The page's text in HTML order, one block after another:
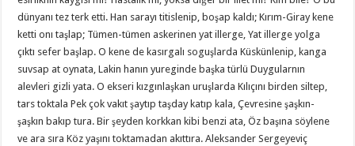
dünyanı tez terk etti. Han sarayı titislenip, boşap kaldı; Kırım-Giray kene
ketti onı taşlap; Tümen-tümen askerinen yat illerge, Yat illerge yolga
çıktı sefer başlap. O kene de kasırgalı soguşlarda Küskünlenip, kanga
suvsap at oynata, Lakin hanın yureginde başka türlü Duygularnın
alevleri gizli yata. O ekseri kızgınlaşkan uruşlarda Kılıçını birden siltep,
tars toktala Pek çok vakıt şaytıp taşday katıp kala, Çevresine şaşkın-
şaşkın bakıp tura. Bir şeyden korkkan kibi benzi ata, Öz başına söylene
ve ara sıra Köz yaşını toktamadan akıttıra. Aleksander Sergeyeviç